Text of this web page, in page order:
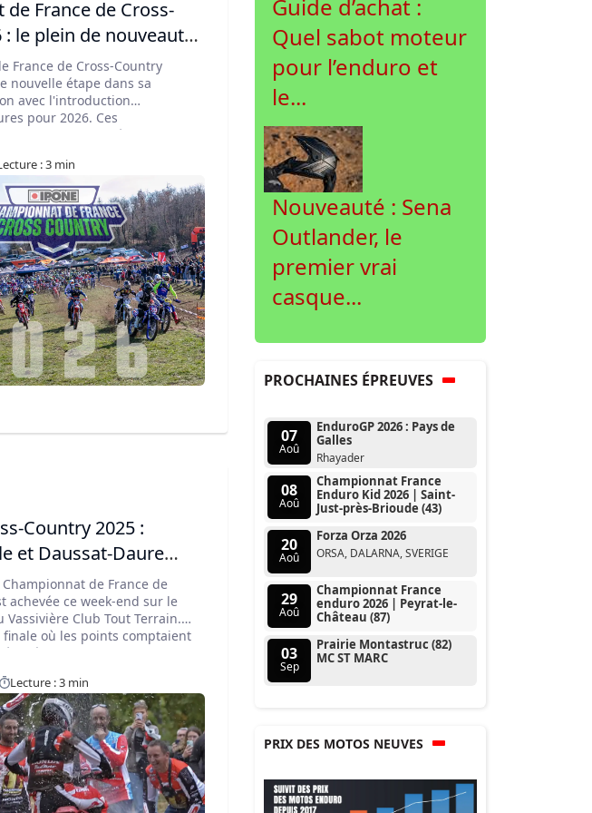
France de Cross-
le plein de nouveautés
France de Cross-Country
nouvelle étape dans sa
avec l'introduction
pour 2026. Ces
impactent l'identité visuelle, le
sportives et la gestion
à dynamiser la discipline.
: 3 min
Country 2025 :
et Daussat-Daure
d'une épreuve
de France de
achevée ce week-end sur le
Club Tout Terrain.
où les points comptaient
à son comble. Devant un
sur une piste déjà très
du matin, promettant un
158 partants de la course
Lecture : 3 min
Guide d’achat :
Quel sabot moteur
pour l’enduro et
le...
Nouveauté : Sena
Outlander, le
premier vrai
casque...
PROCHAINES ÉPREUVES
07
Aoû
EnduroGP 2026 : Pays de
Galles
Rhayader
08
Aoû
Championnat France
Enduro Kid 2026 | Saint-
Just-près-Brioude (43)
20
Aoû
Forza Orza 2026
ORSA, DALARNA, SVERIGE
29
Aoû
Championnat France
enduro 2026 | Peyrat-le-
Château (87)
03
Sep
Prairie Montastruc (82)
MC ST MARC
PRIX DES MOTOS NEUVES